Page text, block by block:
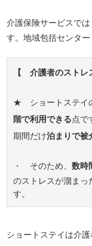
介護保険サービスでは
す。地域包括センタ
【 介護者のストレ
★ ショートステイ
階で利用できる点で
期間だけ泊まりで被
・ そのため、数時
のストレスが溜まっ
す。
ショートステイは介